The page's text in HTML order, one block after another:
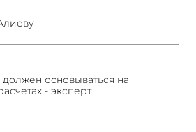
основываться на
- эксперт
– детали визита главы
Армении в Тбилиси